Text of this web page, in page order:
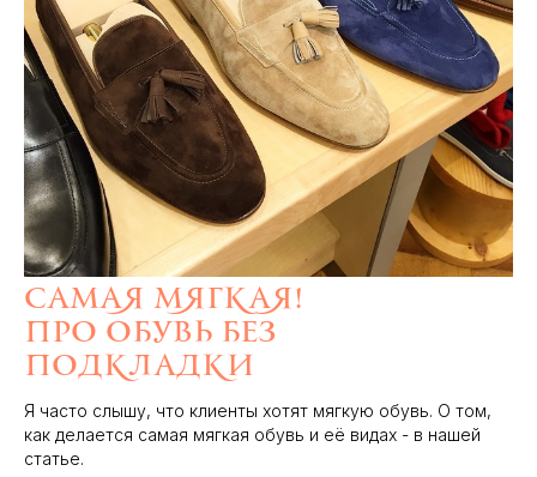
Самая мягкая!
Про обувь без
подкладки
Я часто слышу, что клиенты хотят мягкую обувь. О том,
как делается самая мягкая обувь и её видах - в нашей
статье.